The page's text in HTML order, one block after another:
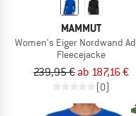
MAMMUT
Women's Eiger Nordwand
Fleecejacke
239,95 € ab 187,16 €
(0)